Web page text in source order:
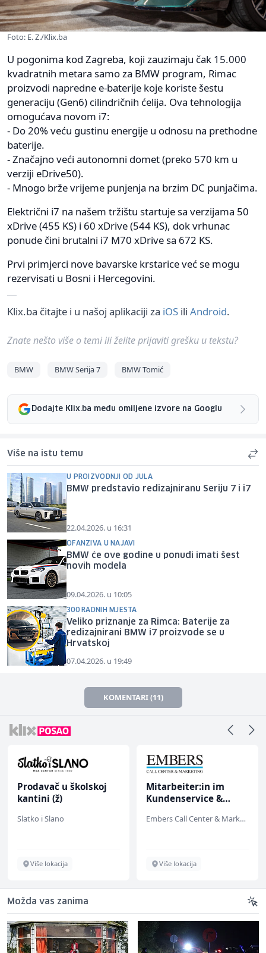
Foto: E. Z./Klix.ba
U pogonima kod Zagreba, koji zauzimaju čak 15.000
kvadratnih metara samo za BMW program, Rimac
proizvodi napredne e-baterije koje koriste šestu
generaciju (Gen6) cilindričnih ćelija. Ova tehnologija
omogućava novom i7:
- Do 20% veću gustinu energije u odnosu na prethodne
baterije.
- Značajno veći autonomni domet (preko 570 km u
verziji eDrive50).
- Mnogo brže vrijeme punjenja na brzim DC punjačima.
Električni i7 na našem tržištu startuje sa verzijama 50
xDrive (455 KS) i 60 xDrive (544 KS), dok vrhunac
ponude čini brutalni i7 M70 xDrive sa 672 KS.
Prvi primjerci nove bavarske krstarice već se mogu
rezervisati u Bosni i Hercegovini.
Klix.ba čitajte i u našoj aplikaciji za iOS ili Android.
Znate nešto više o temi ili želite prijaviti grešku u tekstu?
BMW BMW Serija 7 BMW Tomić
Dodajte Klix.ba među omiljene izvore na Googlu
Više na istu temu
U PROIZVODNJI OD JULA
BMW predstavio redizajniranu Seriju 7 i i7
22.04.2026. u 16:31
OFANZIVA U NAJAVI
BMW će ove godine u ponudi imati šest
novih modela
09.04.2026. u 10:05
300 RADNIH MJESTA
Veliko priznanje za Rimca: Baterije za
redizajnirani BMW i7 proizvode se u
Hrvatskoj
07.04.2026. u 19:49
KOMENTARI (11)
Prodavač u školskoj
kantini (ž)
Slatko i Slano
Više lokacija
Mitarbeiter:in im
Kundenservice &
Embers Call Center & Marketing
Više lokacija
Možda vas zanima